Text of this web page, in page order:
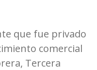
que fue privado
comercial
Tercera